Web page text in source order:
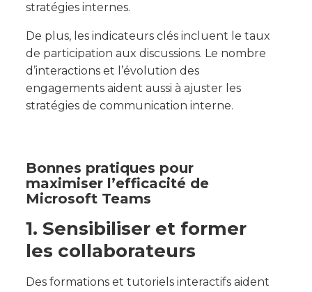
stratégies internes.
De plus, les indicateurs clés incluent le taux
de participation aux discussions. Le nombre
d’interactions et l’évolution des
engagements aident aussi à ajuster les
stratégies de communication interne.
Bonnes pratiques pour
maximiser l’efficacité de
Microsoft Teams
1. Sensibiliser et former
les collaborateurs
Des formations et tutoriels interactifs aident